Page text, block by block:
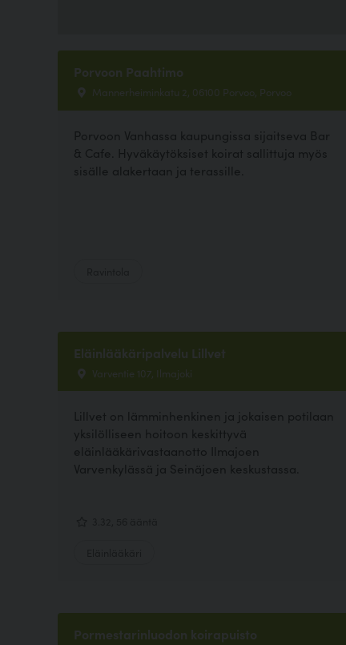
Porvoon Paahtimo
Mannerheiminkatu 2, 06100 Porvoo, Porvoo
Porvoon Vanhassa kaupungissa sijaitseva Bar
& Cafe. Hyväkäytöksiset koirat sallittuja myös
sisälle alakertaan ja terassille.
Eläinlääkäripalvelu Lillvet
Varventie 107, Ilmajoki
Lillvet on lämminhenkinen ja jokaisen potilaan
yksilölliseen hoitoon keskittyvä
eläinlääkärivastaanotto Ilmajoen
Varvenkylässä ja Seinäjoen keskustassa.
Pormestarinluodon koirapuisto